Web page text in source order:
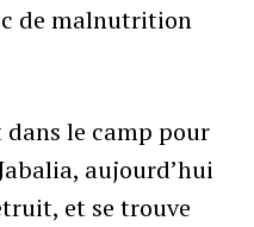
de malnutrition
le camp pour
aujourd’hui
et se trouve